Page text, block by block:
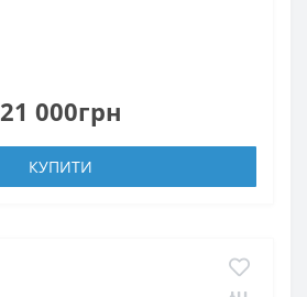
21 000грн
КУПИТИ